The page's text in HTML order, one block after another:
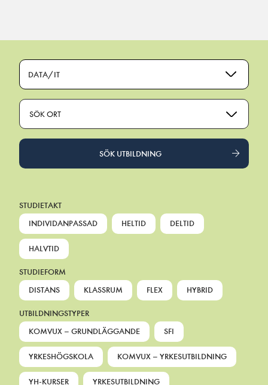
DATA/IT
SÖK ORT
SÖK UTBILDNING
STUDIETAKT
INDIVIDANPASSAD
HELTID DELTID
HALVTID
STUDIEFORM
DISTANS
KLASSRUM FLEX HYBRID
UTBILDNINGSTYPER
KOMVUX – GRUNDLÄGGANDE
SFI
YRKESHÖGSKOLA KOMVUX – YRKESUTBILDNING
YH-KURSER YRKESUTBILDNING